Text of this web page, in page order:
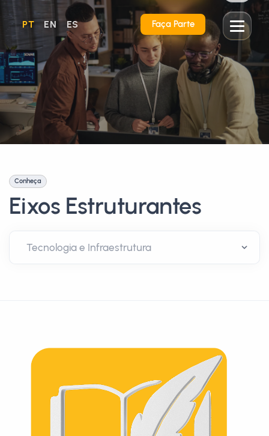
PT EN ES Faça Parte
Conheça
Eixos Estruturantes